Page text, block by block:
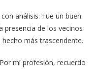
análisis. Fue un buen
presencia de los vecinos
más trascendente.
mi profesión, recuerdo